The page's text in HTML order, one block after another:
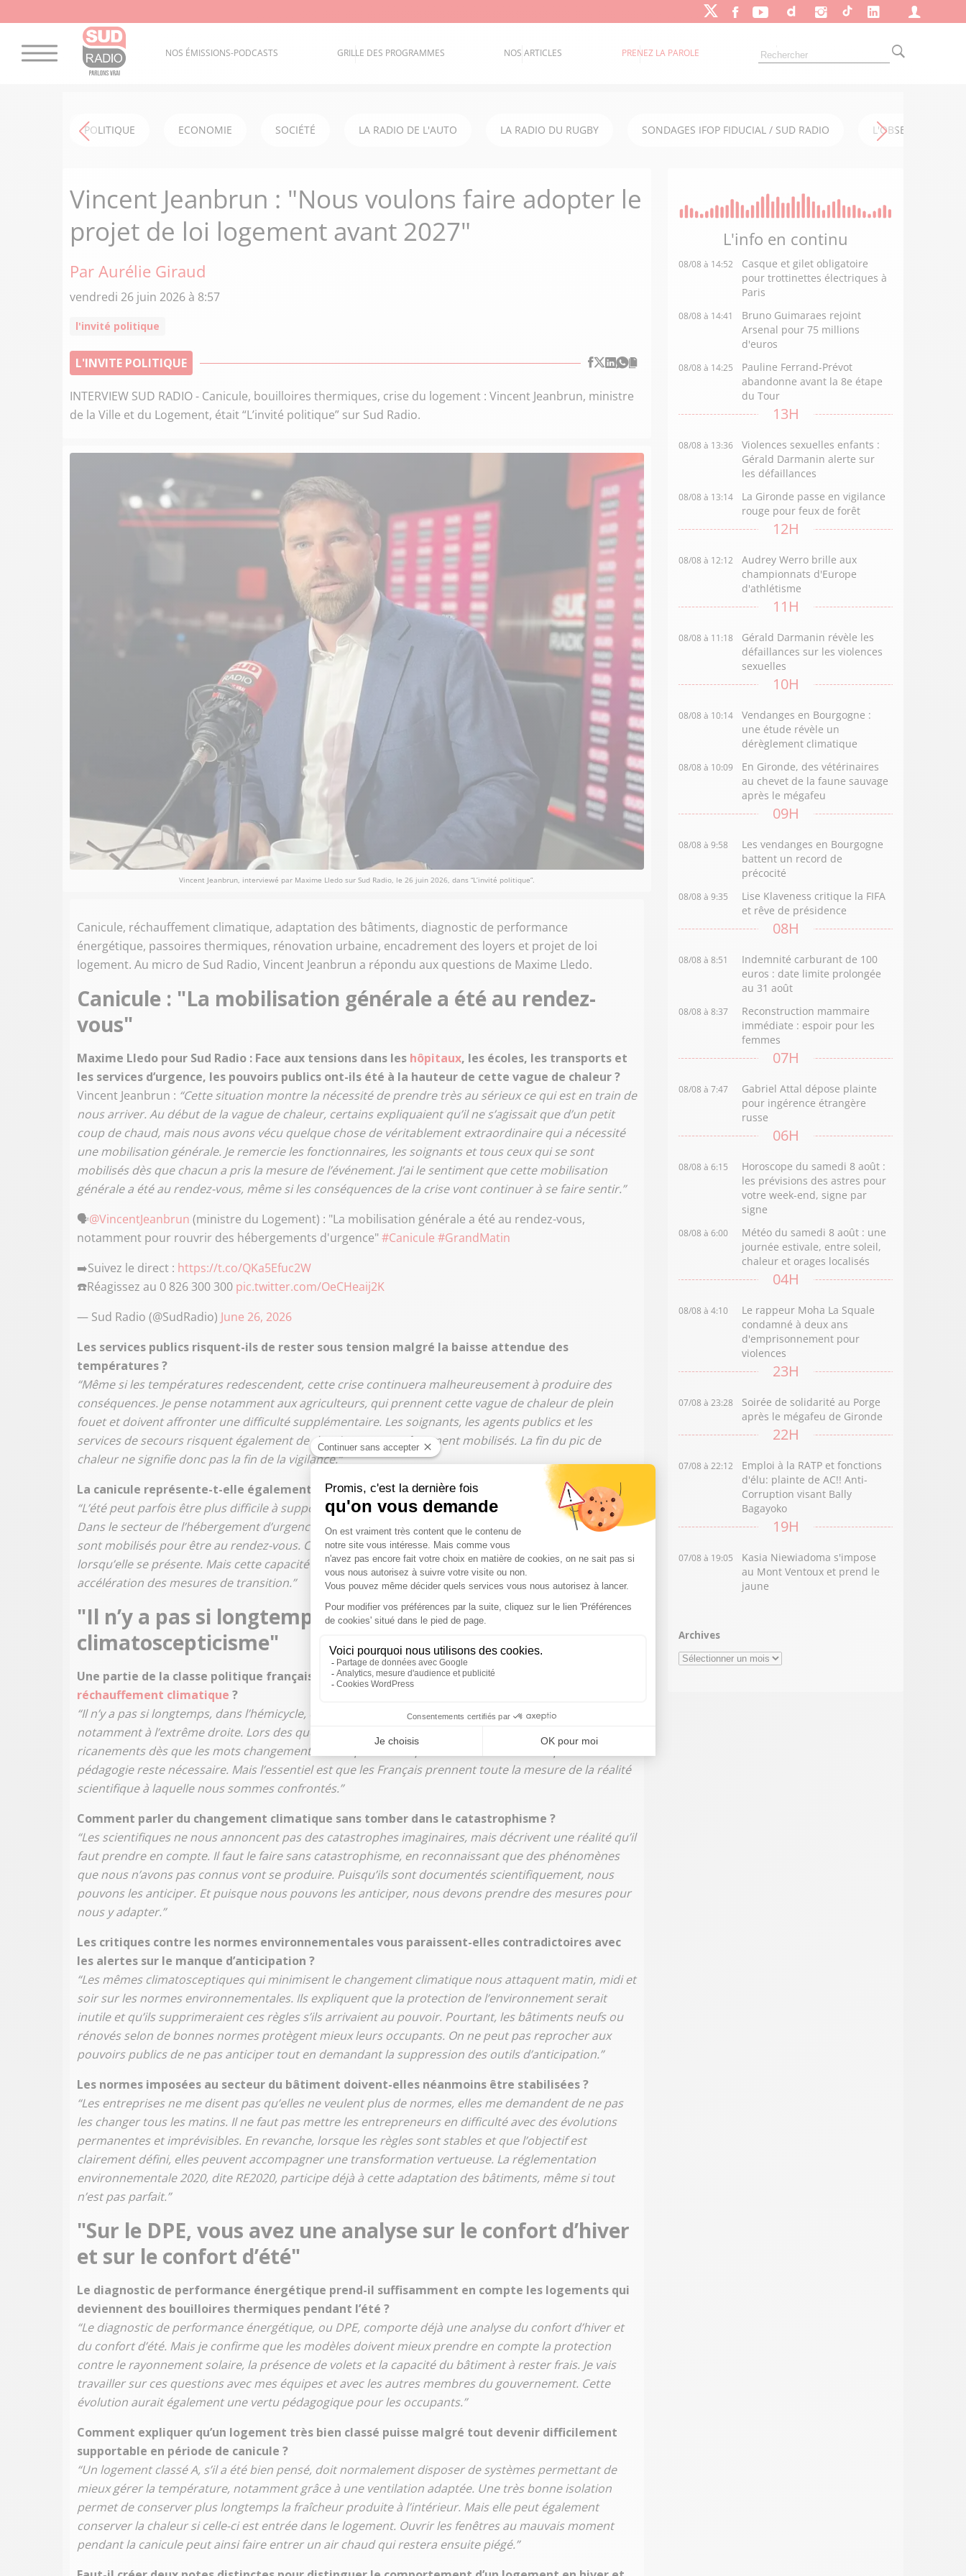
NOS ÉMISSIONS-PODCASTS GRILLE DES PROGRAMMES NOS ARTICLES PRENEZ LA PAROLE
POLITIQUE ECONOMIE SOCIÉTÉ LA RADIO DE L'AUTO LA RADIO DU RUGBY SONDAGES IFOP FIDUCIAL / SUD RADIO L'OBSERVATOIRE
Vincent Jeanbrun : "Nous voulons faire adopter le
projet de loi logement avant 2027"
Par Aurélie Giraud
vendredi 26 juin 2026 à 8:57
l'invité politique
L'INVITE POLITIQUE
INTERVIEW SUD RADIO - Canicule, bouilloires thermiques, crise du logement : Vincent Jeanbrun, ministre
de la Ville et du Logement, était “L’invité politique” sur Sud Radio.
Vincent Jeanbrun, interviewé par Maxime Lledo sur Sud Radio, le 26 juin 2026, dans “L’invité politique”.
Canicule, réchauffement climatique, adaptation des bâtiments, diagnostic de performance
énergétique, passoires thermiques, rénovation urbaine, encadrement des loyers et projet de loi
logement. Au micro de Sud Radio, Vincent Jeanbrun a répondu aux questions de Maxime Lledo.
Canicule : "La mobilisation générale a été au rendez-
vous"
Maxime Lledo pour Sud Radio : Face aux tensions dans les hôpitaux, les écoles, les transports et
les services d’urgence, les pouvoirs publics ont-ils été à la hauteur de cette vague de chaleur ?
Vincent Jeanbrun : “Cette situation montre la nécessité de prendre très au sérieux ce qui est en train de
nous arriver. Au début de la vague de chaleur, certains expliquaient qu’il ne s’agissait que d’un petit
coup de chaud, mais nous avons vécu quelque chose de véritablement extraordinaire qui a nécessité
une mobilisation générale. Je remercie les fonctionnaires, les soignants et tous ceux qui se sont
mobilisés dès que chacun a pris la mesure de l’événement. J’ai le sentiment que cette mobilisation
générale a été au rendez-vous, même si les conséquences de la crise vont continuer à se faire sentir.”
🗣️@VincentJeanbrun (ministre du Logement) : "La mobilisation générale a été au rendez-vous,
notamment pour rouvrir des hébergements d'urgence"#Canicule #GrandMatin
➡️Suivez le direct : https://t.co/QKa5Efuc2W
☎️Réagissez au 0 826 300 300 pic.twitter.com/OeCHeaij2K
— Sud Radio (@SudRadio) June 26, 2026
Les services publics risquent-ils de rester sous tension malgré la baisse attendue des
températures ?
“Même si les températures redescendent, cette crise continuera malheureusement à produire des
conséquences. Je pense notamment aux agriculteurs, qui prennent cette vague de chaleur de plein
fouet et doivent affronter une difficulté supplémentaire. Les soignants, les agents publics et les
services de secours risquent également de devoir rester extrêmement mobilisés. La fin du pic de
chaleur ne signifie donc pas la fin de la vigilance.”
La canicule représente-t-elle également une urgence pour les personnes sans domicile ?
“L’été peut parfois être plus difficile à supporter que l’hiver pour les personnes qui vivent dans la rue.
Dans le secteur de l’hébergement d’urgence, toutes les structures, les associations et les bénévoles se
sont mobilisés pour être au rendez-vous. Cela montre que nous sommes capables de gérer l’urgence
lorsqu’elle se présente. Mais cette capacité de réaction doit désormais s’accompagner d’une
accélération des mesures de transition.”
"Il n’y a pas si longtemps, l’extrême droite affichait son
climatoscepticisme"
Une partie de la classe politique française n’a-t-elle toujours pas pris conscience de la réalité du
réchauffement climatique ?
“Il n’y a pas si longtemps, dans l’hémicycle, certains affichaient ouvertement leur climatoscepticisme,
notamment à l’extrême droite. Lors des questions au gouvernement, on entendait encore des
ricanements dès que les mots changement climatique étaient prononcés. Cela montre qu’un travail de
pédagogie reste nécessaire. Mais l’essentiel est que les Français prennent toute la mesure de la réalité
scientifique à laquelle nous sommes confrontés.”
Comment parler du changement climatique sans tomber dans le catastrophisme ?
“Les scientifiques ne nous annoncent pas des catastrophes imaginaires, mais décrivent une réalité qu’il
faut prendre en compte. Il faut le faire sans catastrophisme, en reconnaissant que des phénomènes
que nous n’avons pas connus vont se produire. Puisqu’ils sont documentés scientifiquement, nous
pouvons les anticiper. Et puisque nous pouvons les anticiper, nous devons prendre des mesures pour
nous y adapter.”
Les critiques contre les normes environnementales vous paraissent-elles contradictoires avec
les alertes sur le manque d’anticipation ?
“Les mêmes climatosceptiques qui minimisent le changement climatique nous attaquent matin, midi et
soir sur les normes environnementales. Ils expliquent que la protection de l’environnement serait
inutile et qu’ils supprimeraient ces règles s’ils arrivaient au pouvoir. Pourtant, les bâtiments neufs ou
rénovés selon de bonnes normes protègent mieux leurs occupants. On ne peut pas reprocher aux
pouvoirs publics de ne pas anticiper tout en demandant la suppression des outils d’anticipation.”
Les normes imposées au secteur du bâtiment doivent-elles néanmoins être stabilisées ?
“Les entreprises ne me disent pas qu’elles ne veulent plus de normes, elles me demandent de ne pas
les changer tous les matins. Il ne faut pas mettre les entrepreneurs en difficulté avec des évolutions
permanentes et imprévisibles. En revanche, lorsque les règles sont stables et que l’objectif est
clairement défini, elles peuvent accompagner une transformation vertueuse. La réglementation
environnementale 2020, dite RE2020, participe déjà à cette adaptation des bâtiments, même si tout
n’est pas parfait.”
"Sur le DPE, vous avez une analyse sur le confort d’hiver
et sur le confort d’été"
Le diagnostic de performance énergétique prend-il suffisamment en compte les logements qui
deviennent des bouilloires thermiques pendant l’été ?
“Le diagnostic de performance énergétique, ou DPE, comporte déjà une analyse du confort d’hiver et
du confort d’été. Mais je confirme que les modèles doivent mieux prendre en compte la protection
contre le rayonnement solaire, la présence de volets et la capacité du bâtiment à rester frais. Je vais
travailler sur ces questions avec mes équipes et avec les autres membres du gouvernement. Cette
évolution aurait également une vertu pédagogique pour les occupants.”
Comment expliquer qu’un logement très bien classé puisse malgré tout devenir difficilement
supportable en période de canicule ?
“Un logement classé A, s’il a été bien pensé, doit normalement disposer de systèmes permettant de
mieux gérer la température, notamment grâce à une ventilation adaptée. Une très bonne isolation
permet de conserver plus longtemps la fraîcheur produite à l’intérieur. Mais elle peut également
conserver la chaleur si celle-ci est entrée dans le logement. Ouvrir les fenêtres au mauvais moment
pendant la canicule peut ainsi faire entrer un air chaud qui restera ensuite piégé.”
L'info en continu
08/08 à 14:52
Casque et gilet obligatoire
pour trottinettes électriques à
Paris
08/08 à 14:41
Bruno Guimaraes rejoint
Arsenal pour 75 millions
d'euros
08/08 à 14:25
Pauline Ferrand-Prévot
abandonne avant la 8e étape
du Tour
13H
08/08 à 13:36
Violences sexuelles enfants :
Gérald Darmanin alerte sur
les défaillances
08/08 à 13:14
La Gironde passe en vigilance
rouge pour feux de forêt
12H
08/08 à 12:12
Audrey Werro brille aux
championnats d'Europe
d'athlétisme
11H
08/08 à 11:18
Gérald Darmanin révèle les
défaillances sur les violences
sexuelles
10H
08/08 à 10:14
Vendanges en Bourgogne :
une étude révèle un
dérèglement climatique
08/08 à 10:09
En Gironde, des vétérinaires
au chevet de la faune sauvage
après le mégafeu
09H
08/08 à 9:58
Les vendanges en Bourgogne
battent un record de
précocité
08/08 à 9:35
Lise Klaveness critique la FIFA
et rêve de présidence
08H
08/08 à 8:51
Indemnité carburant de 100
euros : date limite prolongée
au 31 août
08/08 à 8:37
Reconstruction mammaire
immédiate : espoir pour les
femmes
07H
08/08 à 7:47
Gabriel Attal dépose plainte
pour ingérence étrangère
russe
06H
08/08 à 6:15
Horoscope du samedi 8 août :
les prévisions des astres pour
votre week-end, signe par
signe
08/08 à 6:00
Météo du samedi 8 août : une
journée estivale, entre soleil,
chaleur et orages localisés
04H
08/08 à 4:10
Le rappeur Moha La Squale
condamné à deux ans
d'emprisonnement pour
violences
23H
07/08 à 23:28
Soirée de solidarité au Porge
après le mégafeu de Gironde
22H
07/08 à 22:12
Emploi à la RATP et fonctions
d'élu: plainte de AC!! Anti-
Corruption visant Bally
Bagayoko
19H
07/08 à 19:05
Kasia Niewiadoma s'impose
au Mont Ventoux et prend le
jaune
Archives
Archives